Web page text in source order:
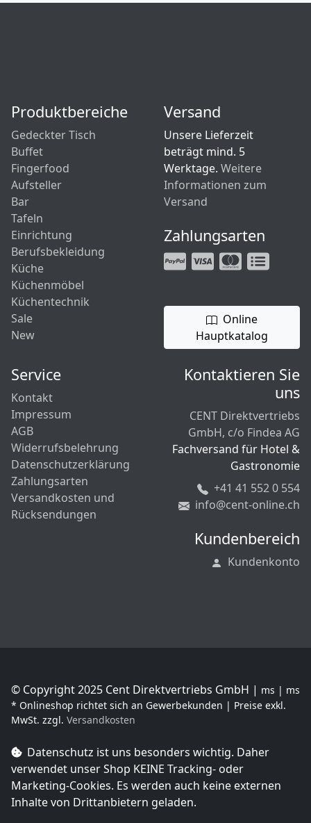
Produktbereiche
Gedeckter Tisch
Buffet
Fingerfood
Aufsteller
Bar
Tafeln
Einrichtung
Berufsbekleidung
Küche
Küchenmöbel
Küchentechnik
Sale
New
Versand
Unsere Lieferzeit
beträgt mind. 5
Werktage. Weitere
Informationen zum
Versand
Zahlungsarten
Online
Hauptkatalog
Service
Kontakt
Impressum
AGB
Widerrufsbelehrung
Datenschutzerklärung
Zahlungsarten
Versandkosten und
Rücksendungen
Kontaktieren Sie
uns
CENT Direktvertriebs
GmbH, c/o Findea AG
Fachversand für Hotel &
Gastronomie
+41 41 552 0 554
info@cent-online.ch
Kundenbereich
Kundenkonto
© Copyright 2025 Cent Direktvertriebs GmbH | ms | ms
* Onlineshop richtet sich an Gewerbekunden | Preise exkl.
MwSt. zzgl. Versandkosten
Datenschutz ist uns besonders wichtig. Daher
verwendet unser Shop KEINE Tracking- oder
Marketing-Cookies. Es werden auch keine externen
Inhalte von Drittanbietern geladen.